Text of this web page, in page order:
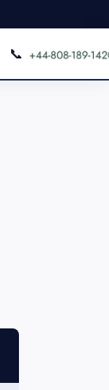
📞